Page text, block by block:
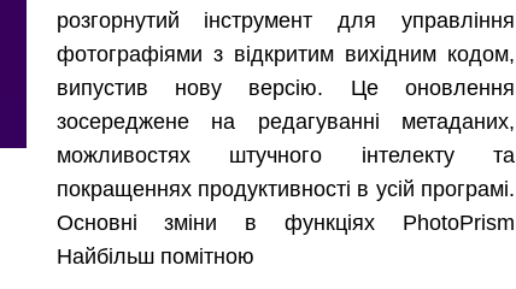
розгорнутий інструмент для управління
фотографіями з відкритим вихідним кодом,
випустив нову версію. Це оновлення
зосереджене на редагуванні метаданих,
можливостях штучного інтелекту та
покращеннях продуктивності в усій програмі.
Основні зміни в функціях PhotoPrism
Найбільш помітною